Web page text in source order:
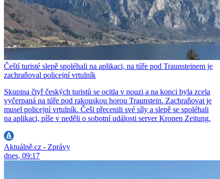
Čeští turisté slepě spoléhali na aplikaci, na túře pod Traunsteinem je
zachraňoval policejní vrtulník
Skupina čtyř českých turistů se ocitla v nouzi a na konci byla zcela
vyčerpaná na túře pod rakouskou horou Traunstein. Zachraňovat je
musel policejní vrtulník. Češi přecenili své síly a slepě se spoléhali
na aplikaci, píše v neděli o sobotní události server Kronen Zeitung.
Aktuálně.cz - Zprávy
dnes, 09:17